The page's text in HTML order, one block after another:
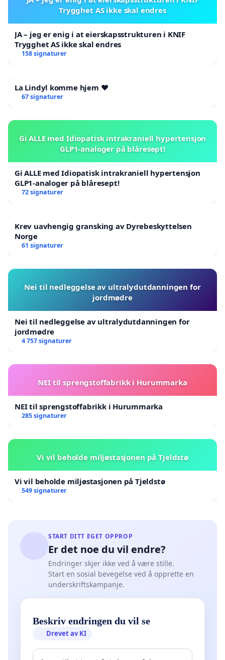
Trygghet AS ikke skal endres
JA – jeg er enig i at eierskapsstrukturen i KNIF
Trygghet AS ikke skal endres
158 signaturer
La Lindyl komme hjem ❤️
67 signaturer
Gi ALLE med Idiopatisk intrakraniell hypertensjon
GLP1-analoger på blåresept!
Gi ALLE med Idiopatisk intrakraniell hypertensjon
GLP1-analoger på blåresept!
72 signaturer
Krev uavhengig gransking av Dyrebeskyttelsen
Norge
61 signaturer
Nei til nedleggelse av ultralydutdanningen for
jordmødre
Nei til nedleggelse av ultralydutdanningen for
jordmødre
4 757 signaturer
NEI til sprengstoffabrikk i Hurummarka
NEI til sprengstoffabrikk i Hurummarka
285 signaturer
Vi vil beholde miljøstasjonen på Tjeldstø
Vi vil beholde miljøstasjonen på Tjeldstø
549 signaturer
START DITT EGET OPPROP
Er det noe du vil endre?
Endringer skjer ikke ved å være stille.
Start en sosial bevegelse ved å opprette en
underskriftskampanje.
Beskriv endringen du vil se
Drevet av KI